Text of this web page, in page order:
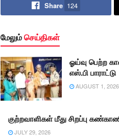
Share 124
மேலும்செய்திகள்
ஓய்வு பெற்ற
எஸ்.பி பாராட்டு
AUGUST 1, 2026
குற்றவாளிகள் மீது சிறப்பு
JULY 29, 2026